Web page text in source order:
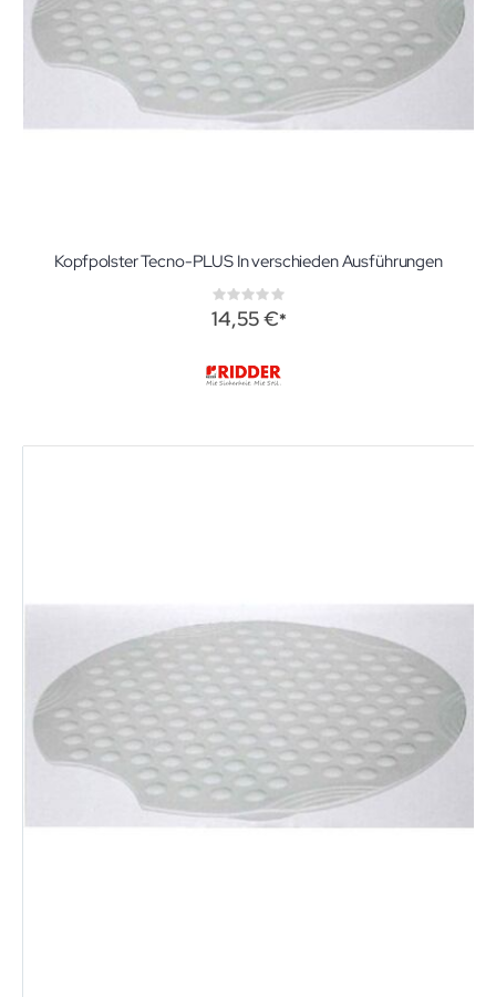
Kopfpolster Tecno-PLUS In verschieden Ausführungen
Rating:
0%
14,55 €